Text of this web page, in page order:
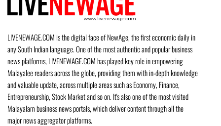
LIVENEWAGE.COM is the digital face of NewAge, the first economic daily in
any South Indian language. One of the most authentic and popular business
news platforms, LIVENEWAGE.COM has played key role in empowering
Malayalee readers across the globe, providing them with in-depth knowledge
and valuable update, across multiple areas such as Economy, Finance,
Entrepreneurship, Stock Market and so on. It's also one of the most visited
Malayalam business news portals, which deliver content through all the
major news aggregator platforms.